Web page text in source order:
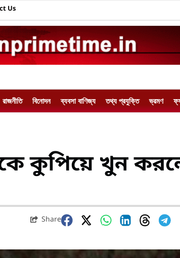
Us
রাজনীতি বিনোদন ব্যবসা বাণিজ্য তথ্য প্রযুক্তি ভ্রমণ
কুপিয়ে খুন
Share